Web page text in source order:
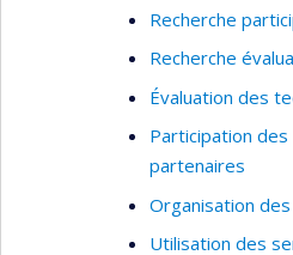
l'analyse du discours,
connaissances et les
Recherche
Recherche
Évaluation des
Participation
partenaires
Organisation
Utilisation des